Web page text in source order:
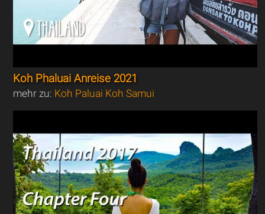
Koh Phaluai Anreise 2021
mehr zu: Koh Paluai Koh Samui